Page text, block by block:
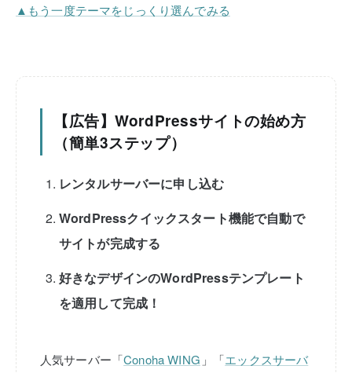
▲もう一度テーマをじっくり選んでみる
【広告】WordPressサイトの始め方
（簡単3ステップ）
レンタルサーバーに申し込む
WordPressクイックスタート機能で自動で
サイトが完成する
好きなデザインのWordPressテンプレート
を適用して完成！
人気サーバー「Conoha WING 」「エックスサーバ